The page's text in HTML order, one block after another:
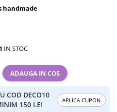
handmade
1 IN STOC
ADAUGA IN COS
COD DECO10
150 LEI
APLICA CUPON